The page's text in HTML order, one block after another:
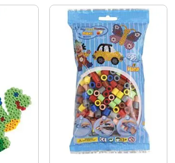
för småbarn och strykpärlorna Maxi är
så att de passar bra i barnets hand.
ingår ej.
028178094621